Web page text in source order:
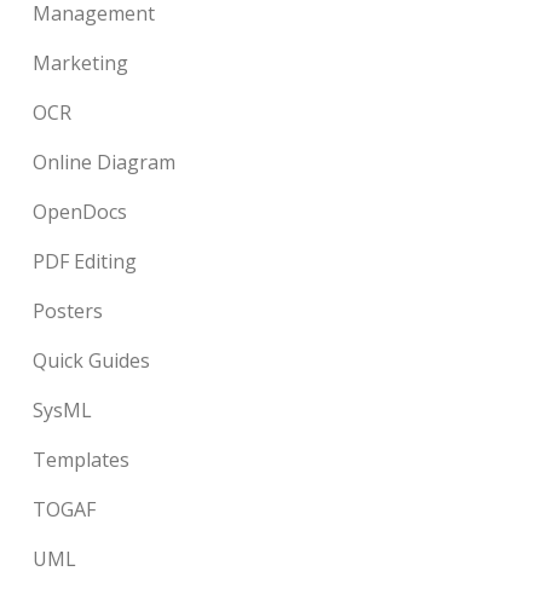
Management
Marketing
OCR
Online Diagram
OpenDocs
PDF Editing
Posters
Quick Guides
SysML
Templates
TOGAF
UML